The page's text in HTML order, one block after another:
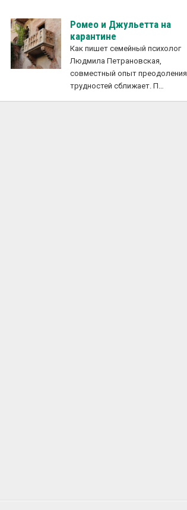
Ромео и Джульетта на
карантине
Как пишет семейный психолог
Людмила Петрановская,
совместный опыт преодоления
трудностей сближает. П…